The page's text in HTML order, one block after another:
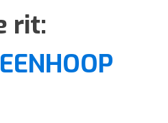
rit: